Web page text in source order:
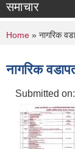
समाचार
You are
Home » नागरिक
नागरिक
Submitted on: